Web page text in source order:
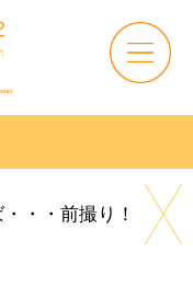
・・前撮り！